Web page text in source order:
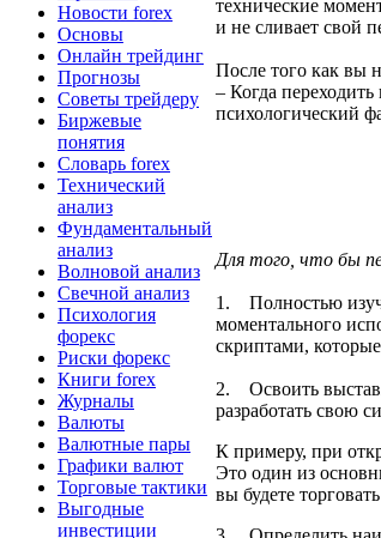
Новости forex
Основы
Онлайн трейдинг
Прогнозы
Советы трейдеру
Биржевые
понятия
Словарь forex
Технический
анализ
Фундаментальный
анализ
Волновой анализ
Свечной анализ
Психология
форекс
Риски форекс
Книги forex
Журналы
Валюты
Валютные пары
Графики валют
Торговые тактики
Выгодные
инвестиции
технические
и не сливает свой
После того как вы
– Когда
психологический
Для того, что бы
1. Полностью
моментального
скриптами,
2. Освоить
разработать свою
К примеру, при
Это один из
вы будете